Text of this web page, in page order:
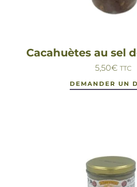
Cacahuètes au sel
5,50€ TTC
DEMANDER UN